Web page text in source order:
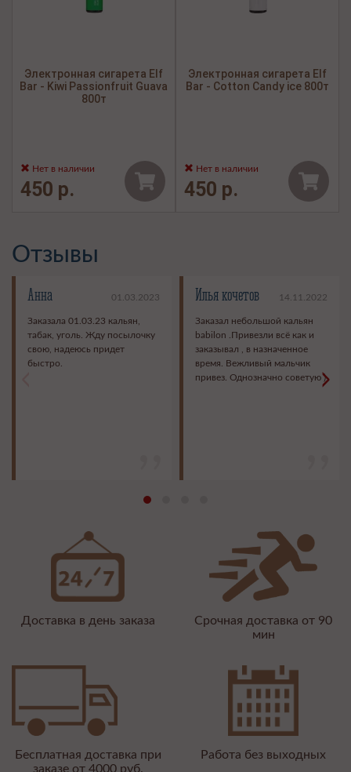
Электронная сигарета Elf
Bar - Kiwi Passionfruit Guava
800т
Нет в наличии
450 р.
Электронная сигарета Elf
Bar - Cotton Candy ice 800т
Нет в наличии
450 р.
Отзывы
Анна 01.03.2023
Заказала 01.03.23 кальян,
табак, уголь. Жду посылочку
свою, надеюсь придет
быстро.
Илья кочетов 14.11.2022
Заказал небольшой кальян
babilon .Привезли всё как и
заказывал , в назначенное
время. Вежливый мальчик
привез. Однозначно советую )>
Доставка в день заказа
Срочная доставка от 90
мин
Бесплатная доставка при
заказе от 4000 руб.
Работа без выходных